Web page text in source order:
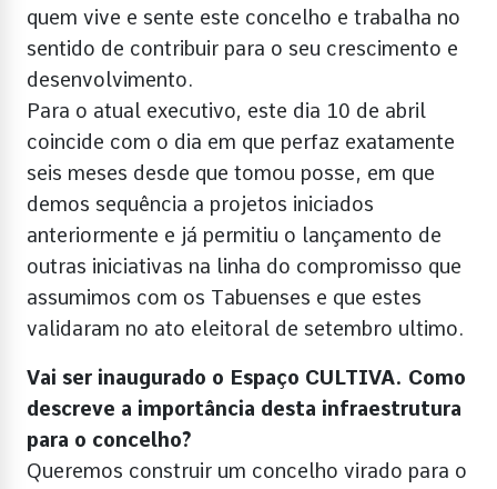
quem vive e sente este concelho e trabalha no
sentido de contribuir para o seu crescimento e
desenvolvimento.
Para o atual executivo, este dia 10 de abril
coincide com o dia em que perfaz exatamente
seis meses desde que tomou posse, em que
demos sequência a projetos iniciados
anteriormente e já permitiu o lançamento de
outras iniciativas na linha do compromisso que
assumimos com os Tabuenses e que estes
validaram no ato eleitoral de setembro ultimo.
Vai ser inaugurado o Espaço CULTIVA. Como
descreve a importância desta infraestrutura
para o concelho?
Queremos construir um concelho virado para o